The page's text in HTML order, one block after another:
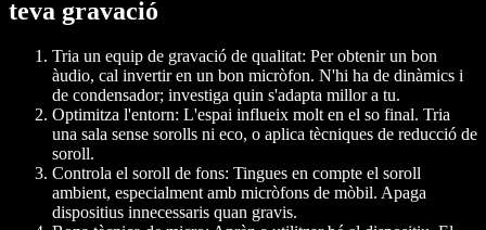
teva gravació
Tria un equip de gravació de qualitat: Per obtenir un bon
àudio, cal invertir en un bon micròfon. N'hi ha de dinàmics i
de condensador; investiga quin s'adapta millor a tu.
Optimitza l'entorn: L'espai influeix molt en el so final. Tria
una sala sense sorolls ni eco, o aplica tècniques de reducció de
soroll.
Controla el soroll de fons: Tingues en compte el soroll
ambient, especialment amb micròfons de mòbil. Apaga
dispositius innecessaris quan gravis.